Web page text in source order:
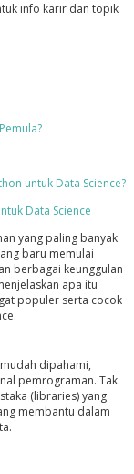
info karir dan topik
untuk Data Science?
Data Science
yang paling banyak
baru memulai
berbagai keunggulan
apa itu
populer serta cocok
dipahami,
pemrograman. Tak
(libraries) yang
membantu dalam